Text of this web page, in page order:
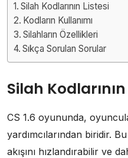
Silah Kodlarının Listesi
Kodların Kullanımı
Silahların Özellikleri
Sıkça Sorulan Sorular
Silah
CS 1.6 oyununda,
yardımcılarından biridir.
akışını hızlandırabilir ve